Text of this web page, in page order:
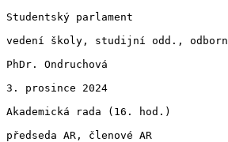
Studentský parlament
vedení školy, studijní odd.,
PhDr. Ondruchová
3. prosince 2024
Akademická rada (16. hod.)
předseda AR, členové AR